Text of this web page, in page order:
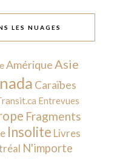
LES NUAGES
Amérique Asie
Caraïbes
Entrevues
Fragments
Insolite Livres
N'importe